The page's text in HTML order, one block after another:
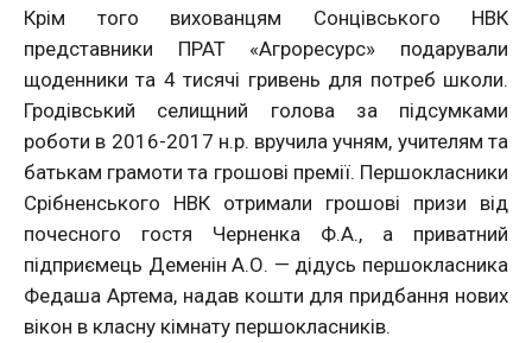
Крім того вихованцям Сонцівського НВК
представники ПРАТ «Агроресурс» подарували
щоденники та 4 тисячі гривень для потреб школи.
Гродівський селищний голова за підсумками
роботи в 2016-2017 н.р. вручила учням, учителям та
батькам грамоти та грошові премії. Першокласники
Срібненського НВК отримали грошові призи від
почесного гостя Черненка Ф.А., а приватний
підприємець Деменін А.О. — дідусь першокласника
Федаша Артема, надав кошти для придбання нових
вікон в класну кімнату першокласників.